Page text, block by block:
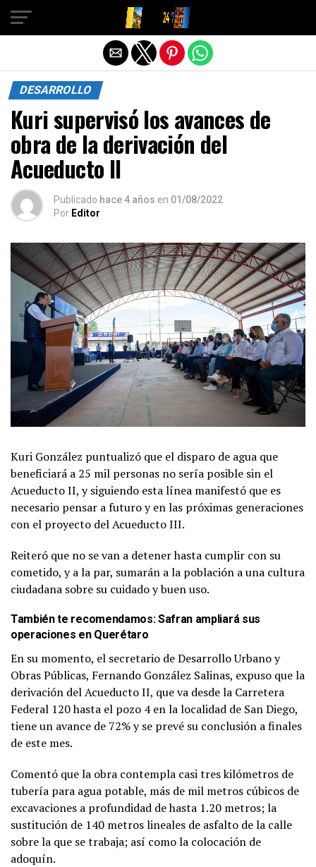
DESARROLLO
Kuri supervisó los avances de
obra de la derivación del
Acueducto II
Publicado hace 4 años en 01/08/2022
Por Editor
Kuri González puntualizó que el disparo de agua que
beneficiará a 25 mil personas no sería posible sin el
Acueducto II, y siguiendo esta línea manifestó que es
necesario pensar a futuro y en las próximas generaciones
con el proyecto del Acueducto III.
Reiteró que no se van a detener hasta cumplir con su
cometido, y a la par, sumarán a la población a una cultura
ciudadana sobre su cuidado y buen uso.
También te recomendamos:Safran ampliará sus
operaciones en Querétaro
En su momento, el secretario de Desarrollo Urbano y
Obras Públicas, Fernando González Salinas, expuso que la
derivación del Acueducto II, que va desde la Carretera
Federal 120 hasta el pozo 4 en la localidad de San Diego,
tiene un avance de 72% y se prevé su conclusión a finales
de este mes.
Comentó que la obra contempla casi tres kilómetros de
tubería para agua potable, más de mil metros cúbicos de
excavaciones a profundidad de hasta 1.20 metros; la
sustitución de 140 metros lineales de asfalto de la calle
sobre la que se trabaja; así como la colocación de
adoquín.
Salir de la versión móvil